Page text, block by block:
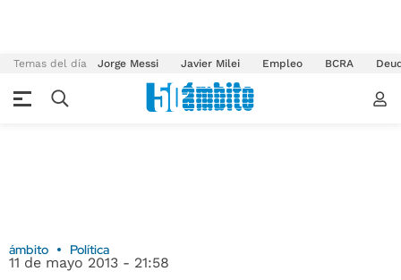
Temas del día Jorge Messi Javier Milei Empleo BCRA
ámbito Política
11 de mayo 2013 - 21:58